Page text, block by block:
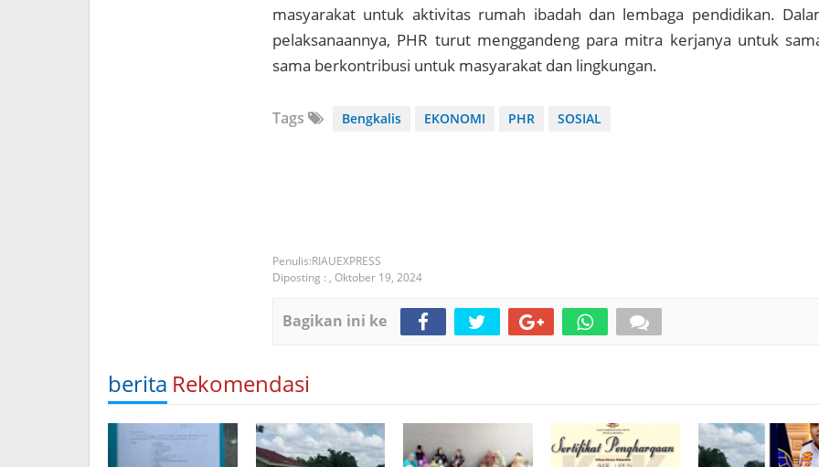
masyarakat untuk aktivitas rumah ibadah dan lembaga pendidikan.
pelaksanaannya, PHR turut menggandeng para mitra kerjanya untuk
sama berkontribusi untuk masyarakat dan lingkungan.
Tags Bengkalis EKONOMI PHR SOSIAL
RIAUEXPRESS
Diposting : , Oktober 19, 2024
Bagikan ini ke
berita Rekomendasi